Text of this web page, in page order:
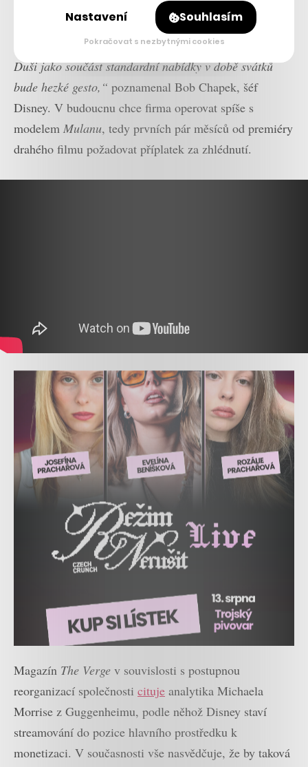
zvláštního příplatku.
„Pomysleli jsme si, že poskytnout našim předplatitelům
Duši jako součást standardní nabídky v době svátků
bude hezké gesto,“ poznamenal Bob Chapek, šéf
Disney. V budoucnu chce firma operovat spíše s
modelem Mulanu, tedy prvních pár měsíců od premiéry
drahého filmu požadovat příplatek za zhlédnutí.
Magazín The Verge v souvislosti s postupnou
reorganizací společnosti cituje analytika Michaela
Morrise z Guggenheimu, podle něhož Disney staví
streamování do pozice hlavního prostředku k
monetizaci. V současnosti vše nasvědčuje, že by taková
Nastavení Souhlasím
Pokračovat s nezbytnými cookies